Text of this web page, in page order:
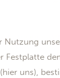
Festplatte
uns),